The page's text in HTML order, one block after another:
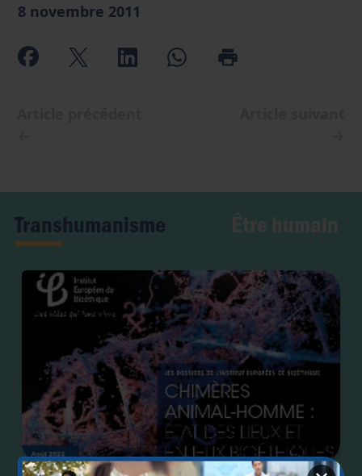
8 novembre 2011
Transhumanisme